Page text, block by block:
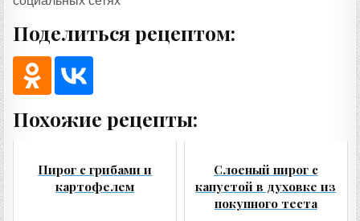
Поделиться рецептом:
Похожие рецепты:
Пирог с грибами и
картофелем
Слоеный пирог с
капустой в духовке из
покупного теста